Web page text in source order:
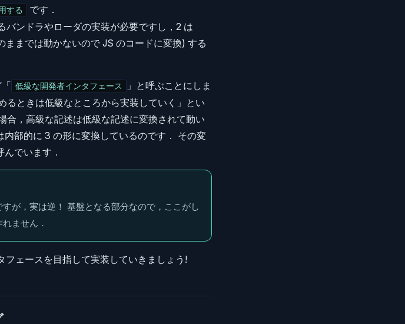
する
です．
バンドラやローダの実装が必要ですし，2 は
までは動かないので JS のコードに変換) する
低級な開発者インタフェース
」と呼ぶことにしま
るときは低級なところから実装していく」とい
合，高級な記述は低級な記述に変換されて動い
部的に 3 の形に変換しているのです． その変
でいます．
すが，実は逆！ 基盤となる部分なので，ここがし
ません．
ェースを目指して実装していきましょう!